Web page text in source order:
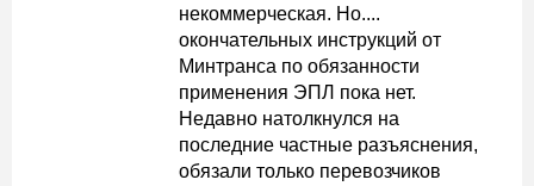
некоммерческая. Но....
окончательных инструкций от
Минтранса по обязанности
применения ЭПЛ пока нет.
Недавно натолкнулся на
последние частные разъяснения,
обязали только перевозчиков